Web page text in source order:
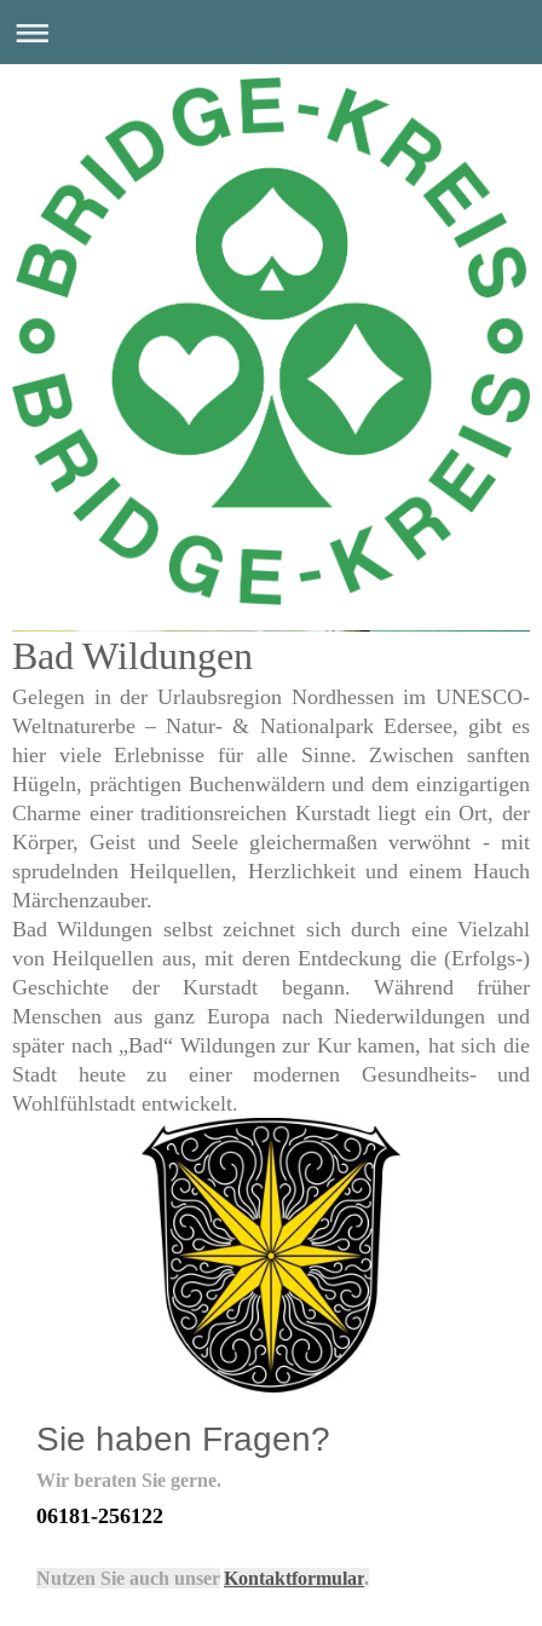
Bridge-Kreis GmbH
Bad Wildungen
Gelegen in der Urlaubsregion Nordhessen im UNESCO-
Weltnaturerbe – Natur- & Nationalpark Edersee, gibt es
hier viele Erlebnisse für alle Sinne. Zwischen sanften
Hügeln, prächtigen Buchenwäldern und dem einzigartigen
Charme einertraditionsreichen Kurstadt liegt ein Ort, der
Körper,Geist und Seele gleichermaßen verwöhnt -mit
sprudelnden Heilquellen, Herzlichkeit undeinem Hauch
Märchenzauber.
Bad Wildungen selbst zeichnet sich durch eine Vielzahl
von Heilquellen aus, mit deren Entdeckung die (Erfolgs-)
Geschichte der Kurstadt begann. Während früher
Menschen aus ganz Europa nach Niederwildungen und
später nach „Bad“ Wildungen zur Kur kamen, hat sich die
Stadt heute zu einer modernen Gesundheits- und
Wohlfühlstadt entwickelt.
Sie haben Fragen?
Wir beraten Sie gerne.
06181-256122
Nutzen Sie auch unserKontaktformular.